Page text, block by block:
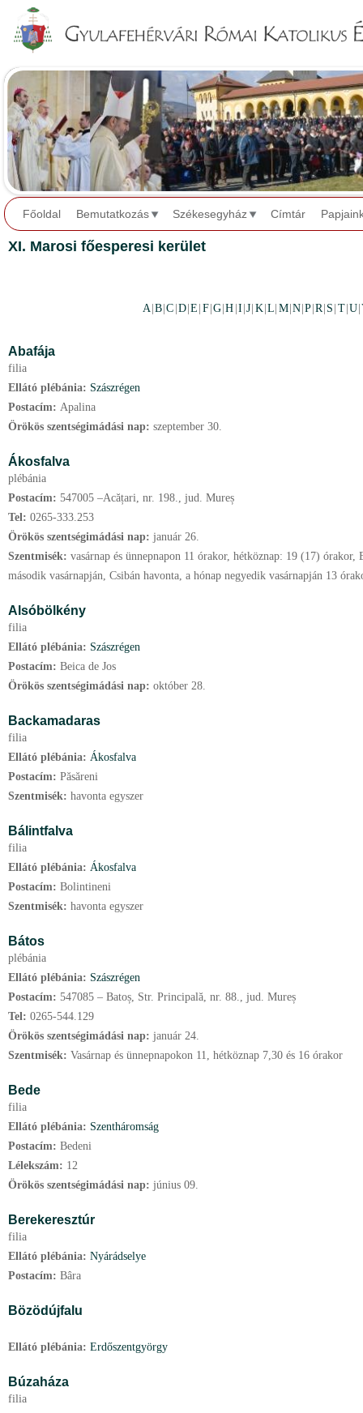
Főoldal Bemutatkozás Székesegyház Címtár
XI. Marosi főesperesi kerület
A B |C D |E F G |H I |J K |L M N |P R S T |U |
Abafája
filia
Ellátó plébánia: Szászrégen
Postacím: Apalina
Örökös szentségimádási nap: szeptember 30.
Ákosfalva
plébánia
Postacím: 547005 –Acățari, nr. 198., jud. Mureș
Tel: 0265-333.253
Örökös szentségimádási nap: január 26.
Szentmisék: vasárnap és ünnepnapon 11 órakor, hétköznap: 19 (17) órakor,
második vasárnapján, Csibán havonta, a hónap negyedik vasárnapján 13
Alsóbölkény
filia
Ellátó plébánia: Szászrégen
Postacím: Beica de Jos
Örökös szentségimádási nap: október 28.
Backamadaras
filia
Ellátó plébánia: Ákosfalva
Postacím: Păsăreni
Szentmisék: havonta egyszer
Bálintfalva
filia
Ellátó plébánia: Ákosfalva
Postacím: Bolintineni
Szentmisék: havonta egyszer
Bátos
plébánia
Ellátó plébánia: Szászrégen
Postacím: 547085 – Batoș, Str. Principală, nr. 88., jud. Mureș
Tel: 0265-544.129
Örökös szentségimádási nap: január 24.
Szentmisék: Vasárnap és ünnepnapokon 11, hétköznap 7,30 és 16 órakor
Bede
filia
Ellátó plébánia: Szentháromság
Postacím: Bedeni
Lélekszám: 12
Örökös szentségimádási nap: június 09.
Berekeresztúr
filia
Ellátó plébánia: Nyárádselye
Postacím: Bâra
Bözödújfalu
Ellátó plébánia: Erdőszentgyörgy
Búzaháza
filia